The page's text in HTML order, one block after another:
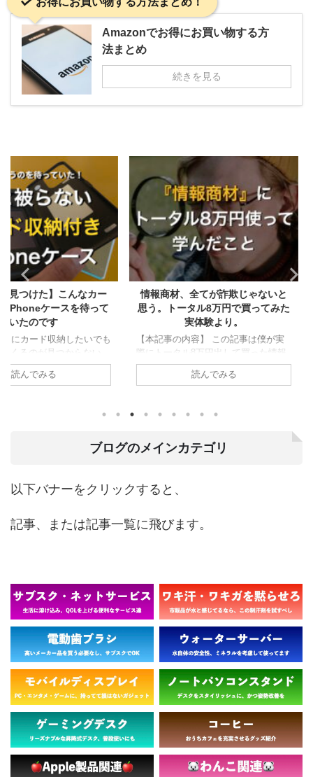
Amazonでお得にお買い物する方
法まとめ
続きを見る
んなカー
を待って
したいでも
からない
民な方いら
。 カード
、ポケット
良さそう
情報商材、全てが詐欺じゃないと
思う。トータル8万円で買ってみた
実体験より。
【本記事の内容】 この記事は僕が実
際にトータル8万円出して買った情報
商材から得られたことをまとめていま
す。 情報商材は全て詐欺なのか？ 役
す気になったのか？ 実際買った人の
ださい。 詐欺が多いと言われる情報
書いてみようと思います。 情報商材
に関しては多数の方は”反対派”の様な
うと、情報商材を買う側の人間で ...
電動
『Dentaly
【本記事の
いたいと思
なものはい
歯ブラシ『
ブログのメインカテゴリ
以下バナーをクリックすると、
記事、または記事一覧に飛びます。